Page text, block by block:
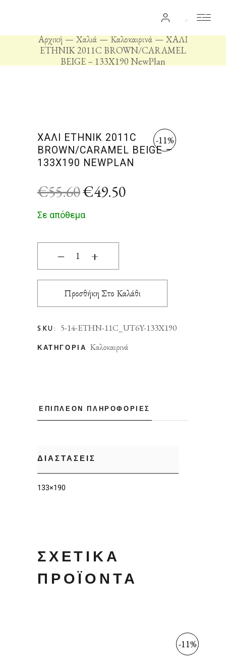
Αρχική Χαλιά Καλοκαιρινά
ΧΑΛΙ
ETHNIK 2011C BROWN/CARAMEL
BEIGE – 133X190 NewPlan
-11%
ΧΑΛΙ ETHNIK 2011C
BROWN/CARAMEL BEIGE –
133X190 NEWPLAN
€55.60€49.50
Σε απόθεμα
ΧΑΛΙ ETHNIK 2011C BROWN/CARAMEL
‒ +
Προσθήκη Στο Καλάθι
SKU: 5-14-ETHN-11C_UT6Y-133X190
ΚΑΤΗΓΟΡΊΑ Καλοκαιρινά
ΕΠΙΠΛΈΟΝ ΠΛΗΡΟΦΟΡΊΕΣ
ΔΙΑΣΤΑΣΕΙΣ
133×190
ΣΧΕΤΙΚΆ
ΠΡΟΪΌΝΤΑ
-11%